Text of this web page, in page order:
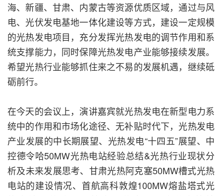
海、新疆、甘肃、内蒙古等资源优质区域，通过与风
电、光伏发电基地一体化建设等方式，建设一定规模
的光热发电项目，充分发挥光热发电的调节作用和系
统支撑能力，同时保障光热发电产业能够接续发展。
希望光热行业能够抓住来之不易的发展机遇，继续砥
砺前行。
在今天的会议上，演讲嘉宾就光热发电在新型电力系
统中的作用和市场化途径、无补贴时代下，光热发电
产业发展的中长期展望、光热发电“十四五”展望、中
控德令哈50MW光热电站经验总结&光热行业现状分
析及未来发展思考、甘肃光热阿克塞50MW槽式光热
电站的建设情况、首航高科敦煌100MW熔盐塔式光